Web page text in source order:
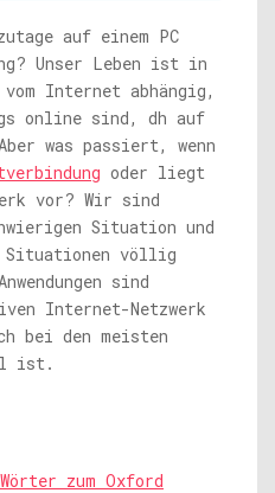
auf einem PC
Unser Leben ist in
Internet abhängig,
online sind, dh auf
was passiert, wenn
oder liegt
vor? Wir sind
Situation und
Situationen völlig
sind
Internet-Netzwerk
bei den meisten
ist.
zum Oxford